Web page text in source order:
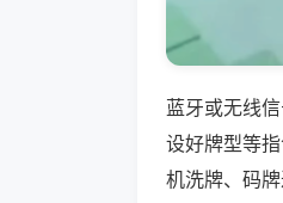
蓝牙或无线
设好牌型等
机洗牌、码